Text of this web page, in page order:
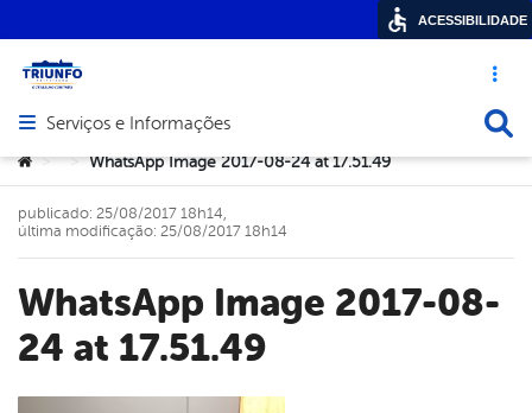
Acesso
Abrir menu principal de navegação
Serviços e Informações
Você está aqui:
> > WhatsApp Image 2017-08-24 at 17.51.49
WhatsApp Image 2017-08-
24 at 17.51.49
publicado: 25/08/2017 18h14,
última modificação: 25/08/2017 18h14
ACESSIBILIDADE